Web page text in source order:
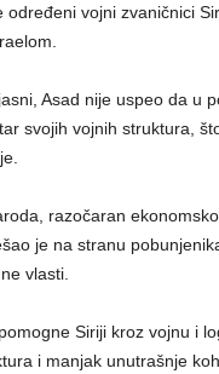
određeni vojni zvaničnici
Asad nije uspeo da u
svojih vojnih struktura,
razočaran
je na stranu
vlasti.
Siriji kroz vojnu i
i manjak unutrašnje